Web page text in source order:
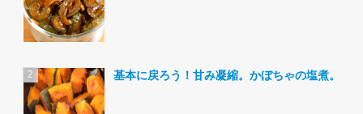
基本に戻ろう！甘み凝縮。かぼちゃの塩煮。